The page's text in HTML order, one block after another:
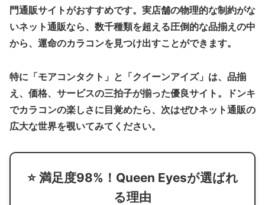
門通販サイトがおすすめです。実店舗の物理的な制約がな
いネット通販なら、数千種類を超える圧倒的な品揃えの中
から、運命のカラコンを見つけ出すことができます。
特に「モアコンタクト」と「クイーンアイズ」は、品揃
え、価格、サービスの三拍子が揃った優良サイト。ドンキ
でカラコンの楽しさに目覚めたら、次はぜひネット通販の
広大な世界を覗いてみてください。
⭐️ 満足度98%！Queen Eyesが選ばれ
る理由